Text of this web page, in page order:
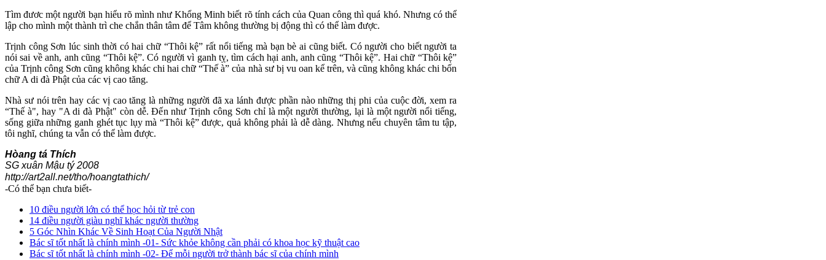
Tìm đươc một người bạn hiểu rõ mình như Khổng Minh biết rõ tính cách của Quan công thì quá khó. Nhưng có thể
lập cho mình một thành trì che chắn thân tâm để Tâm không thường bị động thì có thể làm được.
Trịnh công Sơn lúc sinh thời có hai chữ “Thôi kệ” rất nổi tiếng mà bạn bè ai cũng biết. Có người cho biết người ta
nói sai về anh, anh cũng “Thôi kệ”. Có người vì ganh tỵ, tìm cách hại anh, anh cũng “Thôi kệ”. Hai chữ “Thôi kệ”
của Trịnh công Sơn cũng không khác chi hai chữ “Thế à” của nhà sư bị vu oan kể trên, và cũng không khác chi bốn
chữ A di đà Phật của các vị cao tăng.
Nhà sư nói trên hay các vị cao tăng là những người đã xa lánh được phần nào những thị phi của cuộc đời, xem ra
“Thế à", hay "A di đà Phật" còn dễ. Đến như Trịnh công Sơn chỉ là một người thường, lại là một người nổi tiếng,
sống giữa những ganh ghét tục lụy mà “Thôi kệ” được, quả không phải là dễ dàng. Nhưng nếu chuyên tâm tu tập,
tôi nghĩ, chúng ta vẫn có thể làm được.
Hòang tá Thích
SG xuân Mậu tý 2008
http://art2all.net/tho/hoangtathich/
-Có thể bạn chưa biết-
10 điều người lớn có thể học hỏi từ trẻ con
14 điều người giàu nghĩ khác người thường
5 Góc Nhìn Khác Về Sinh Hoạt Của Người Nhật
Bác sĩ tốt nhất là chính mình -01- Sức khỏe không cần phải có khoa học kỹ thuật cao
Bác sĩ tốt nhất là chính mình -02- Để mỗi người trở thành bác sĩ của chính mình